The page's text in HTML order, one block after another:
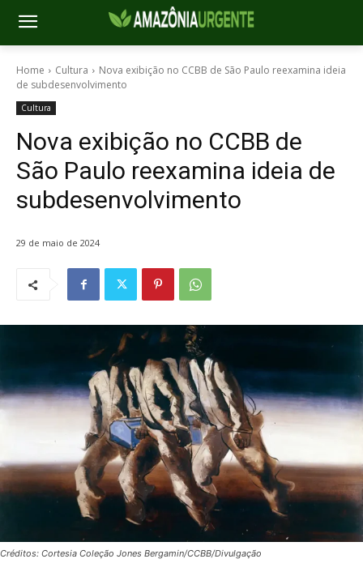
Home Cultura
Nova exibição no CCBB de São Paulo reexamina ideia
de subdesenvolvimento
Cultura
Nova exibição no CCBB de
São Paulo reexamina ideia de
subdesenvolvimento
29 de maio de 2024
Créditos: Cortesia Coleção Jones Bergamin/CCBB/Divulgação